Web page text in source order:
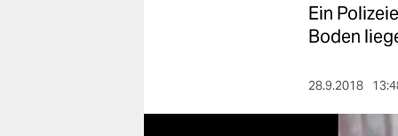
Ein
Boden
28.9.2018